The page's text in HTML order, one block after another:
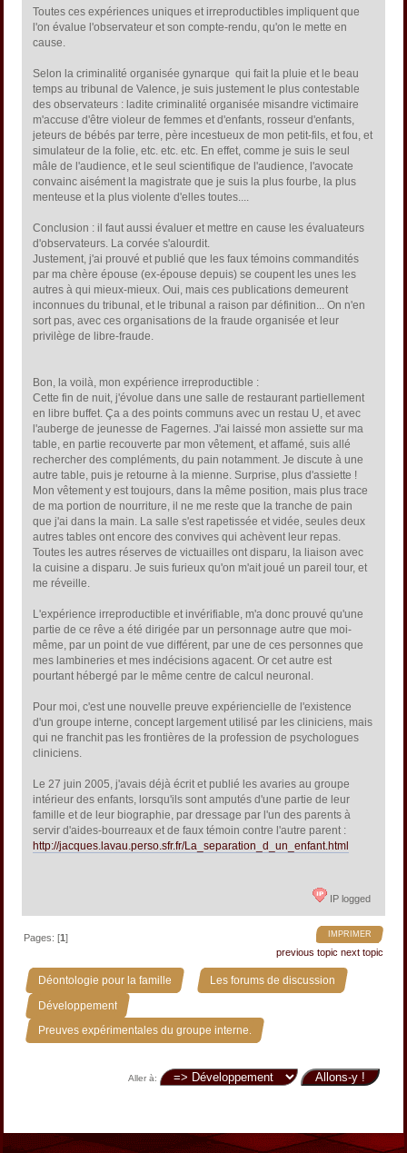
Toutes ces expériences uniques et irreproductibles impliquent que
l'on évalue l'observateur et son compte-rendu, qu'on le mette en
cause.
Selon la criminalité organisée gynarque qui fait la pluie et le beau
temps au tribunal de Valence, je suis justement le plus contestable
des observateurs : ladite criminalité organisée misandre victimaire
m'accuse d'être violeur de femmes et d'enfants, rosseur d'enfants,
jeteurs de bébés par terre, père incestueux de mon petit-fils, et fou, et
simulateur de la folie, etc. etc. etc. En effet, comme je suis le seul
mâle de l'audience, et le seul scientifique de l'audience, l'avocate
convainc aisément la magistrate que je suis la plus fourbe, la plus
menteuse et la plus violente d'elles toutes....
Conclusion : il faut aussi évaluer et mettre en cause les évaluateurs
d'observateurs. La corvée s'alourdit.
Justement, j'ai prouvé et publié que les faux témoins commandités
par ma chère épouse (ex-épouse depuis) se coupent les unes les
autres à qui mieux-mieux. Oui, mais ces publications demeurent
inconnues du tribunal, et le tribunal a raison par définition... On n'en
sort pas, avec ces organisations de la fraude organisée et leur
privilège de libre-fraude.
Bon, la voilà, mon expérience irreproductible :
Cette fin de nuit, j'évolue dans une salle de restaurant partiellement
en libre buffet. Ça a des points communs avec un restau U, et avec
l'auberge de jeunesse de Fagernes. J'ai laissé mon assiette sur ma
table, en partie recouverte par mon vêtement, et affamé, suis allé
rechercher des compléments, du pain notamment. Je discute à une
autre table, puis je retourne à la mienne. Surprise, plus d'assiette !
Mon vêtement y est toujours, dans la même position, mais plus trace
de ma portion de nourriture, il ne me reste que la tranche de pain
que j'ai dans la main. La salle s'est rapetissée et vidée, seules deux
autres tables ont encore des convives qui achèvent leur repas.
Toutes les autres réserves de victuailles ont disparu, la liaison avec
la cuisine a disparu. Je suis furieux qu'on m'ait joué un pareil tour, et
me réveille.
L'expérience irreproductible et invérifiable, m'a donc prouvé qu'une
partie de ce rêve a été dirigée par un personnage autre que moi-
même, par un point de vue différent, par une de ces personnes que
mes lambineries et mes indécisions agacent. Or cet autre est
pourtant hébergé par le même centre de calcul neuronal.
Pour moi, c'est une nouvelle preuve expériencielle de l'existence
d'un groupe interne, concept largement utilisé par les cliniciens, mais
qui ne franchit pas les frontières de la profession de psychologues
cliniciens.
Le 27 juin 2005, j'avais déjà écrit et publié les avaries au groupe
intérieur des enfants, lorsqu'ils sont amputés d'une partie de leur
famille et de leur biographie, par dressage par l'un des parents à
servir d'aides-bourreaux et de faux témoin contre l'autre parent :
http://jacques.lavau.perso.sfr.fr/La_separation_d_un_enfant.html
IP logged
IMPRIMER
Pages: [1]
previous topic next topic
Déontologie pour la famille » Les forums de discussion »
Développement »
Preuves expérimentales du groupe interne.
Aller à: